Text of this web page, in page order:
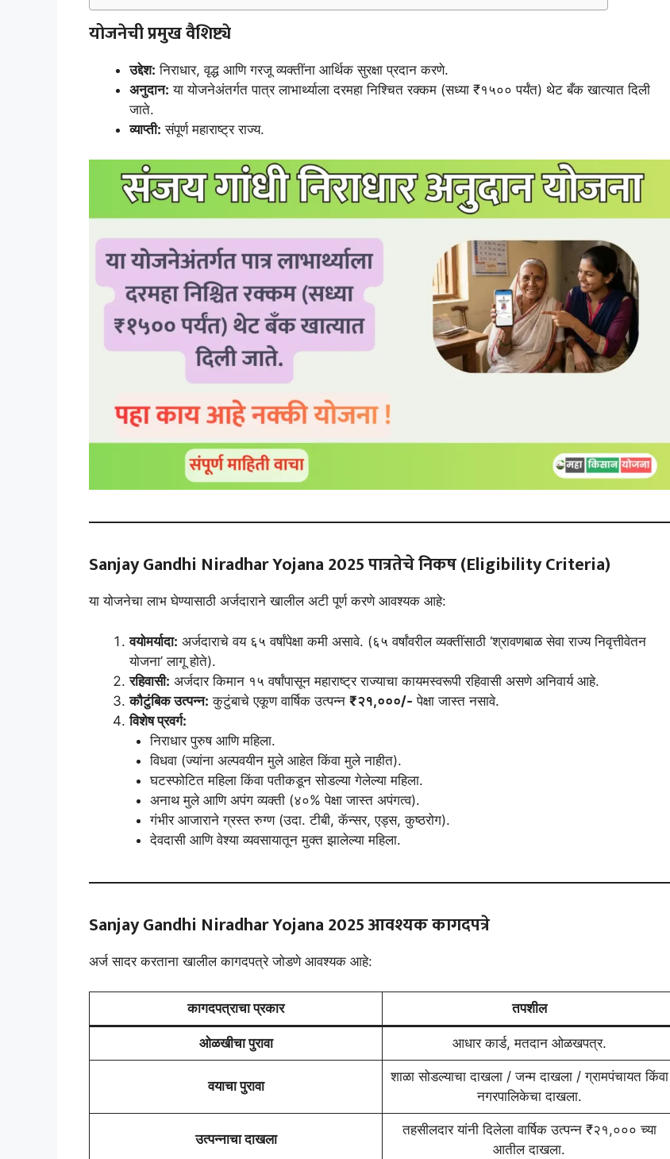
योजनेची प्रमुख वैशिष्ट्ये
उद्देश: निराधार, वृद्ध आणि गरजू व्यक्तींना आर्थिक सुरक्षा प्रदान करणे.
अनुदान: या योजनेअंतर्गत पात्र लाभार्थ्याला दरमहा निश्चित रक्कम (सध्या ₹१५०० पर्यंत) थेट बँक खात्यात दिली
जाते.
व्याप्ती: संपूर्ण महाराष्ट्र राज्य.
Sanjay Gandhi Niradhar Yojana 2025पात्रतेचे निकष (Eligibility Criteria)
या योजनेचा लाभ घेण्यासाठी अर्जदाराने खालील अटी पूर्ण करणे आवश्यक आहे:
वयोमर्यादा: अर्जदाराचे वय ६५ वर्षांपेक्षा कमी असावे. (६५ वर्षांवरील व्यक्तींसाठी ‘श्रावणबाळ सेवा राज्य निवृत्तीवेतन
योजना’ लागू होते).
रहिवासी: अर्जदार किमान १५ वर्षांपासून महाराष्ट्र राज्याचा कायमस्वरूपी रहिवासी असणे अनिवार्य आहे.
कौटुंबिक उत्पन्न: कुटुंबाचे एकूण वार्षिक उत्पन्न ₹२१,०००/- पेक्षा जास्त नसावे.
विशेष प्रवर्ग:
निराधार पुरुष आणि महिला.
विधवा (ज्यांना अल्पवयीन मुले आहेत किंवा मुले नाहीत).
घटस्फोटित महिला किंवा पतीकडून सोडल्या गेलेल्या महिला.
अनाथ मुले आणि अपंग व्यक्ती (४०% पेक्षा जास्त अपंगत्व).
गंभीर आजाराने ग्रस्त रुग्ण (उदा. टीबी, कॅन्सर, एड्स, कुष्ठरोग).
देवदासी आणि वेश्या व्यवसायातून मुक्त झालेल्या महिला.
Sanjay Gandhi Niradhar Yojana 2025आवश्यक कागदपत्रे
अर्ज सादर करताना खालील कागदपत्रे जोडणे आवश्यक आहे:
कागदपत्राचा प्रकार तपशील
ओळखीचा पुरावा आधार कार्ड, मतदान ओळखपत्र.
वयाचा पुरावा
शाळा सोडल्याचा दाखला / जन्म दाखला / ग्रामपंचायत किंवा
नगरपालिकेचा दाखला.
उत्पन्नाचा दाखला
तहसीलदार यांनी दिलेला वार्षिक उत्पन्न ₹२१,००० च्या
आतील दाखला.